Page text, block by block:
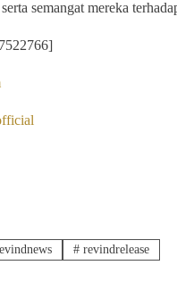
semangat mereka
# revindrelease